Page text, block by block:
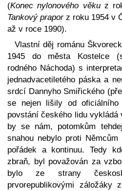
(Konec nylonového věkuz
Tankový praporz roku 1954 v
až v roce 1990).
Vlastní děj románu
1945 do města Kostelce
rodného Náchoda) s
jednadvacetiletého páska a
srdcí Dannyho Smiřického
se nejen lišily od
povstání českého lidu vykládá
by se nám, potomkům
snahou nebylo proti
pořádek a kontinuu. Tedy
zbraň, byl považován za
bylo ze strany
prvorepublikovými záložáky